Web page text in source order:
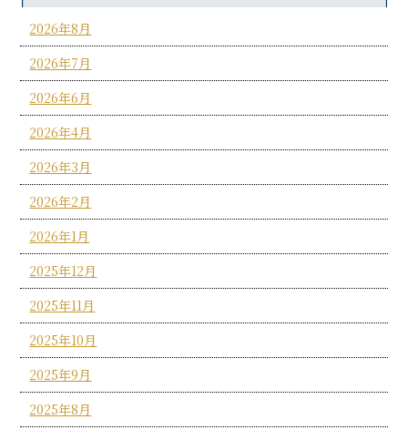
2026年8月
2026年7月
2026年6月
2026年4月
2026年3月
2026年2月
2026年1月
2025年12月
2025年11月
2025年10月
2025年9月
2025年8月